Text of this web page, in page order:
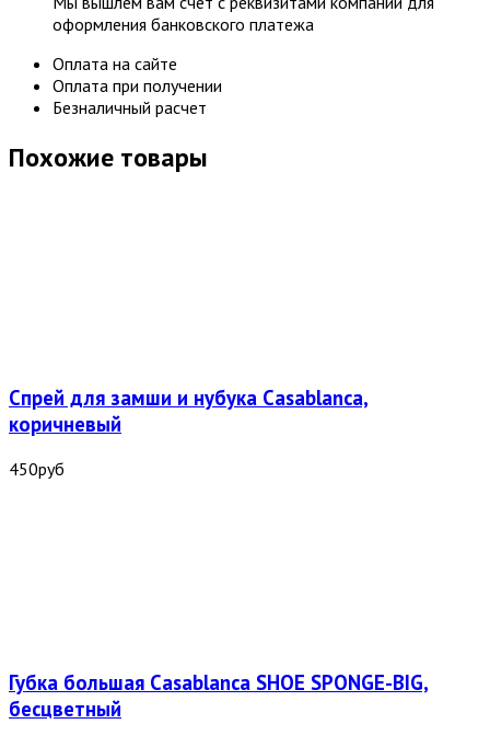
оформления банковского платежа
Оплата на сайте
Оплата при получении
Безналичный расчет
Похожие товары
Спрей для замши и нубука Casablanca,
коричневый
450руб
Губка большая Casablanca SHOE SPONGE-BIG,
бесцветный